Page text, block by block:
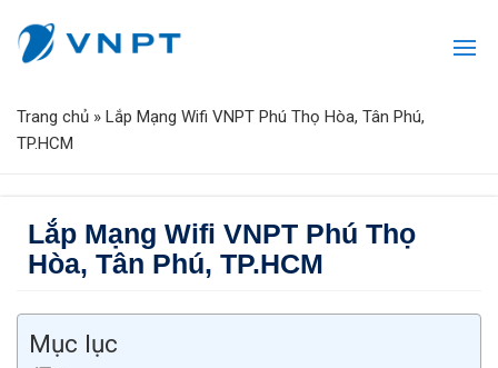
Trang chủ » Lắp Mạng Wifi VNPT Phú Thọ Hòa, Tân Phú,
TP.HCM
Lắp Mạng Wifi VNPT Phú Thọ
Hòa, Tân Phú, TP.HCM
Mục lục